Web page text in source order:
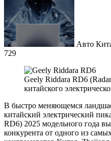
Авто
729
Geely Riddara RD6
китайского
В быстро меняющемся
китайский электрический
RD6) 2025 модельного года
конкурента от одного из